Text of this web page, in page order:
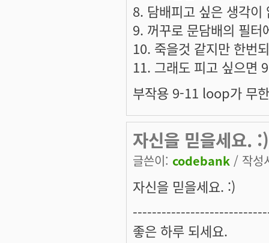
8. 담배피고 싶은 생각이
9. 꺼꾸로 문담배의 필터
10. 죽을것 같지만 한번
11. 그래도 피고 싶으면
부작용 9-11 loop가 무
자신을 믿을세요. :)
글쓴이: codebank / 작성
자신을 믿을세요. :)
좋은 하루 되세요.